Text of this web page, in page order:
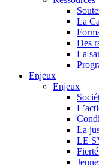
La
Des
La
Enjeux
Enjeux
La
LE